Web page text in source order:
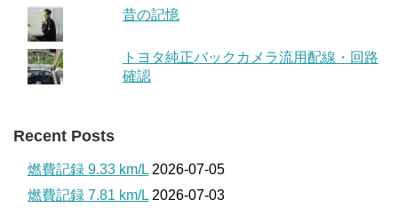
昔の記憶
トヨタ純正バックカメラ流用配線・回路
確認
Recent Posts
燃費記録 9.33 km/L 2026-07-05
燃費記録 7.81 km/L 2026-07-03